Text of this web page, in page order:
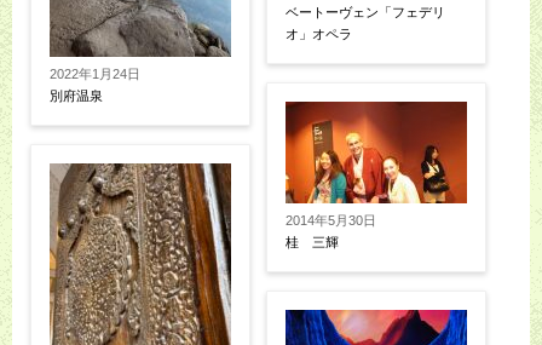
2022年1月24日
別府温泉
ベートーヴェン「フェデリ
オ」オペラ
2014年5月30日
桂 三輝